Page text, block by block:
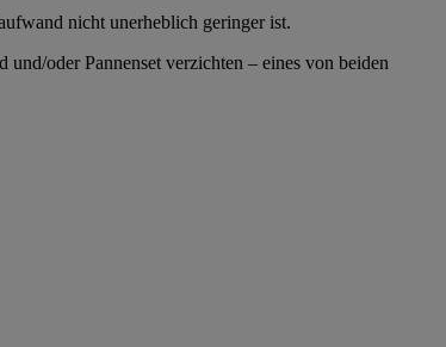
nicht unerheblich geringer ist.
oder Pannenset verzichten – eines von beiden